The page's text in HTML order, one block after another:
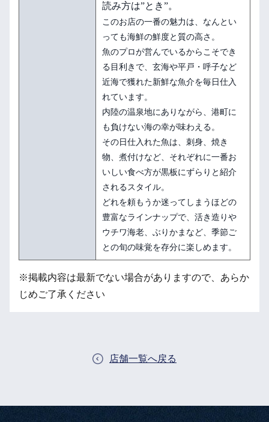
読み方は”とき”。
このお店の一番の魅力は、なんとい
っても海鮮の鮮度と質の高さ。
魚のプロが営んでいるからこそでき
る目利きで、玄海や平戸・呼子など
近海で獲れた新鮮な魚介を毎日仕入
れています。
内陸の温泉地にありながら、港町に
も負けない海の幸が味わえる。
その日仕入れた魚は、刺身、焼き
物、煮付けなど、それぞれに一番お
いしい食べ方が黒板にずらりと紹介
されるスタイル。
どれを頼もうか迷ってしまうほどの
豊富なラインナップで、活き造りや
ウチワ海老、ぶりかまなど、季節ご
との旬の味覚を存分に楽しめます。
※掲載内容は最新でない場合がありますので、あらか
じめご了承ください
店舗一覧へ戻る